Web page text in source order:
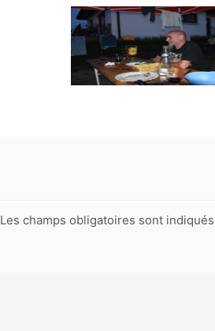
Les champs obligatoires sont